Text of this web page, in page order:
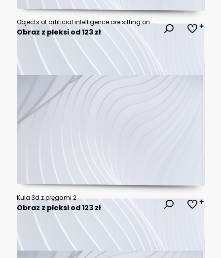
Objects of artificial intelligence are sitting on a pile of books and reading books
Obraz z pleksi od 123 zł
Kula 3d z pręgami 2
Obraz z pleksi od 123 zł